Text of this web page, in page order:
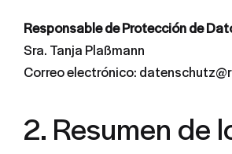
Responsable de Protección de
Sra. Tanja Plaßmann
Correo electrónico:
2. Resumen de